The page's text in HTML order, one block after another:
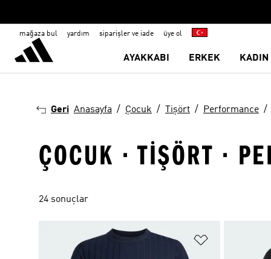
mağaza bul yardım siparişler ve iade üye ol
AYAKKABI ERKEK KADIN
Geri Anasayfa Çocuk Tişört Performance
ÇOCUK · TIŞÖRT ·
24 sonuçlar
Favori